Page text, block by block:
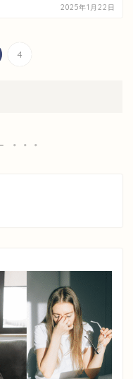
2025年1月22日
4